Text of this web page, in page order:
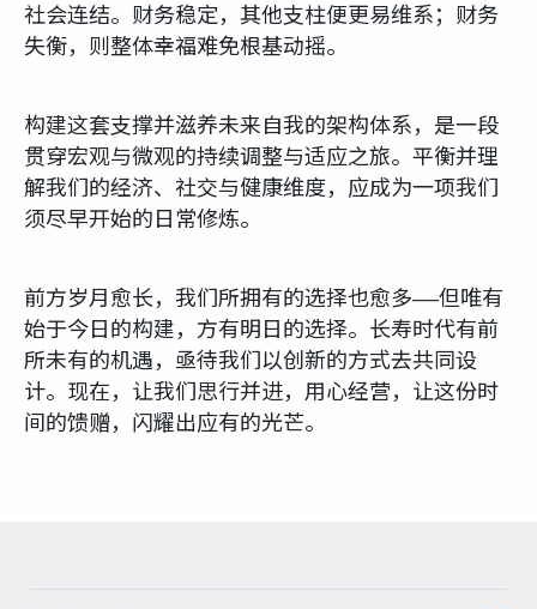
社会连结。财务稳定，其他支柱便更易维系；财务
失衡，则整体幸福难免根基动摇。
构建这套支撑并滋养未来自我的架构体系，是一段
贯穿宏观与微观的持续调整与适应之旅。平衡并理
解我们的经济、社交与健康维度，应成为一项我们
须尽早开始的日常修炼。
前方岁月愈长，我们所拥有的选择也愈多——但唯有
始于今日的构建，方有明日的选择。长寿时代有前
所未有的机遇，亟待我们以创新的方式去共同设
计。现在，让我们思行并进，用心经营，让这份时
间的馈赠，闪耀出应有的光芒。